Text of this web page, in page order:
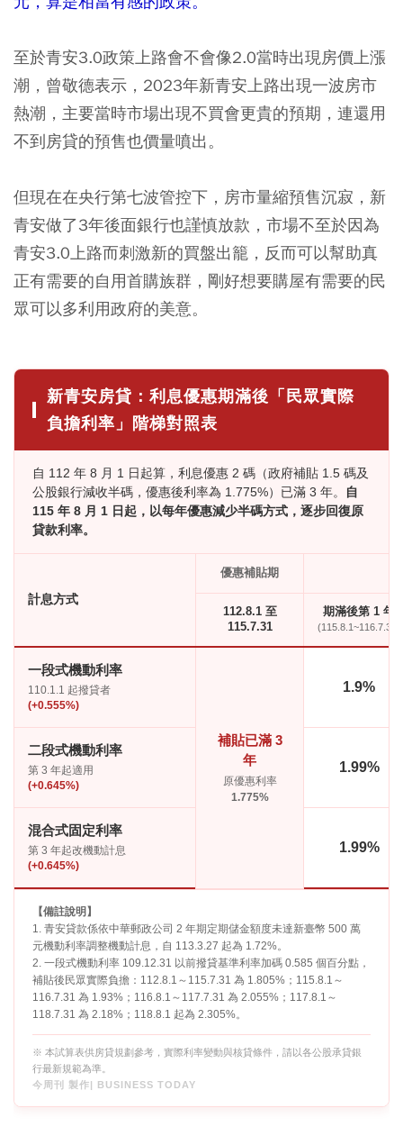
至於青安3.0政策上路會不會像2.0當時出現房價上漲
潮，曾敬德表示，2023年新青安上路出現一波房市
熱潮，主要當時市場出現不買會更貴的預期，連還用
不到房貸的預售也價量噴出。
但現在在央行第七波管控下，房市量縮預售沉寂，新
青安做了3年後面銀行也謹慎放款，市場不至於因為
青安3.0上路而刺激新的買盤出籠，反而可以幫助真
正有需要的自用首購族群，剛好想要購屋有需要的民
眾可以多利用政府的美意。
新青安房貸：利息優惠期滿後「民眾實際
負擔利率」階梯對照表
自 112 年 8 月 1 日起算，利息優惠 2 碼（政府補貼 1.5 碼及
公股銀行減收半碼，優惠後利率為 1.775%）已滿 3 年。
自
115 年 8 月 1 日起，以每年優惠減少半碼方式，逐步回復原
貸款利率。
計息方式
優惠補貼期
112.8.1 至
115.7.31
期滿後第 1 年
(115.8.1~116.7.31)
一段式機動利率
110.1.1 起撥貸者
(+0.555%)
補貼已滿 3
年
原優惠利率
1.775%
1.9%
二段式機動利率
第 3 年起適用
(+0.645%)
1.99%
混合式固定利率
第 3 年起改機動計息
(+0.645%)
1.99%
【備註說明】
1. 青安貸款係依中華郵政公司 2 年期定期儲金額度未達新臺幣 500 萬
元機動利率調整機動計息，自 113.3.27 起為 1.72%。
2. 一段式機動利率 109.12.31 以前撥貸基準利率加碼 0.585 個百分點，
補貼後民眾實際負擔：112.8.1～115.7.31 為 1.805%；115.8.1～
116.7.31 為 1.93%；116.8.1～117.7.31 為 2.055%；117.8.1～
118.7.31 為 2.18%；118.8.1 起為 2.305%。
※ 本試算表供房貸規劃參考，實際利率變動與核貸條件，請以各公股承貸銀
行最新規範為準。
今周刊 製作| BUSINESS TODAY